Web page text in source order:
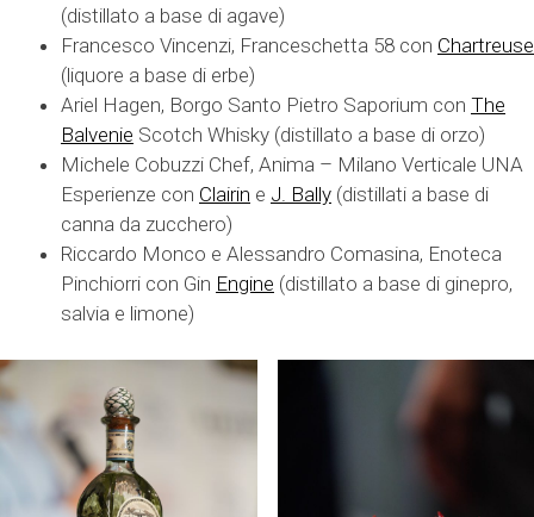
(distillato a base di agave)
Francesco Vincenzi, Franceschetta 58 con Chartreuse
(liquore a base di erbe)
Ariel Hagen, Borgo Santo Pietro Saporium con The
Balvenie Scotch Whisky (distillato a base di orzo)
Michele Cobuzzi Chef, Anima – Milano Verticale UNA
Esperienze con Clairin e J. Bally (distillati a base di
canna da zucchero)
Riccardo Monco e Alessandro Comasina, Enoteca
Pinchiorri con Gin Engine (distillato a base di ginepro,
salvia e limone)